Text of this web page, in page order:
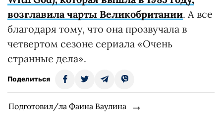
возглавила чарты Великобритании. А все
благодаря тому, что она прозвучала в
четвертом сезоне сериала «Очень
странные дела».
Поделиться
Подготовил/ла Фаина Ваулина